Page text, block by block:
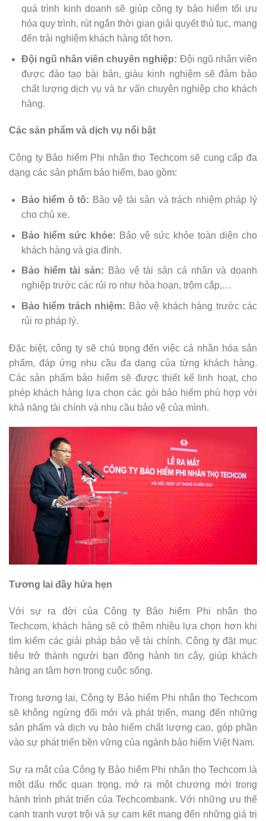
quá trình kinh doanh sẽ giúp công ty bảo hiểm tối ưu
hóa quy trình, rút ngắn thời gian giải quyết thủ tục, mang
đến trải nghiệm khách hàng tốt hơn.
Đội ngũ nhân viên chuyên nghiệp: Đội ngũ nhân viên
được đào tạo bài bản, giàu kinh nghiệm sẽ đảm bảo
chất lượng dịch vụ và tư vấn chuyên nghiệp cho khách
hàng.
Các sản phẩm và dịch vụ nổi bật
Công ty Bảo hiểm Phi nhân thọ Techcom sẽ cung cấp đa
dạng các sản phẩm bảo hiểm, bao gồm:
Bảo hiểm ô tô: Bảo vệ tài sản và trách nhiệm pháp lý
cho chủ xe.
Bảo hiểm sức khỏe: Bảo vệ sức khỏe toàn diện cho
khách hàng và gia đình.
Bảo hiểm tài sản: Bảo vệ tài sản cá nhân và doanh
nghiệp trước các rủi ro như hỏa hoạn, trộm cắp,…
Bảo hiểm trách nhiệm: Bảo vệ khách hàng trước các
rủi ro pháp lý.
Đặc biệt, công ty sẽ chú trọng đến việc cá nhân hóa sản
phẩm, đáp ứng nhu cầu đa dạng của từng khách hàng.
Các sản phẩm bảo hiểm sẽ được thiết kế linh hoạt, cho
phép khách hàng lựa chọn các gói bảo hiểm phù hợp với
khả năng tài chính và nhu cầu bảo vệ của mình.
Tương lai đầy hứa hẹn
Với sự ra đời của Công ty Bảo hiểm Phi nhân thọ
Techcom, khách hàng sẽ có thêm nhiều lựa chọn hơn khi
tìm kiếm các giải pháp bảo vệ tài chính. Công ty đặt mục
tiêu trở thành người bạn đồng hành tin cậy, giúp khách
hàng an tâm hơn trong cuộc sống.
Trong tương lai, Công ty Bảo hiểm Phi nhân thọ Techcom
sẽ không ngừng đổi mới và phát triển, mang đến những
sản phẩm và dịch vụ bảo hiểm chất lượng cao, góp phần
vào sự phát triển bền vững của ngành bảo hiểm Việt Nam.
Sự ra mắt của Công ty Bảo hiểm Phi nhân thọ Techcom là
một dấu mốc quan trọng, mở ra một chương mới trong
hành trình phát triển của Techcombank. Với những ưu thế
cạnh tranh vượt trội và sự cam kết mang đến những giá trị